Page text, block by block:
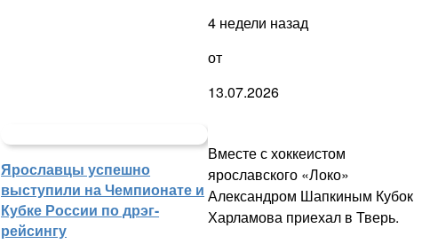
Ярославцы успешно
выступили на Чемпионате и
Кубке России по дрэг-
рейсингу
4 недели назад
от
13.07.2026
Вместе с хоккеистом
ярославского «Локо»
Александром Шапкиным Кубок
Харламова приехал в Тверь.